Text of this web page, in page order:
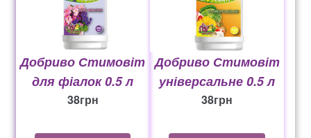
Добриво Стимовіт
для фіалок 0.5 л
38грн
Добриво Стимовіт
універсальне 0.5 л
38грн